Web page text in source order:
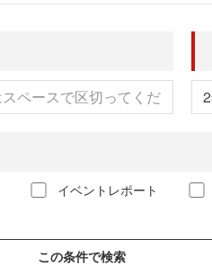
イベントレポート
この条件で検索